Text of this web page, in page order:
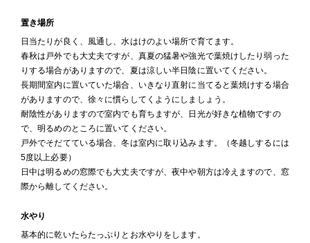
置き場所
日当たりが良く、風通し、水はけのよい場所で育てます。
春秋は戸外でも大丈夫ですが、真夏の猛暑や強光で葉焼けしたり弱った
りする場合がありますので、夏は涼しい半日陰に置いてください。
長期間室内に置いていた場合、いきなり直射に当てると葉焼けする場合
がありますので、徐々に慣らしてくようにしましょう。
耐陰性がありますので室内でも育ちますが、日光が好きな植物ですの
で、明るめのところに置いてください。
戸外でそだてている場合、冬は室内に取り込みます。（冬越しするには
5度以上必要）
日中は明るめの窓際でも大丈夫ですが、夜中や朝方は冷えますので、窓
際から離してください。
水やり
基本的に乾いたらたっぷりとお水やりをします。